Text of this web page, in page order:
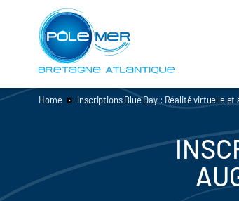
Cookies management panel
Home Inscriptions Blue Day : Réalité virtuelle